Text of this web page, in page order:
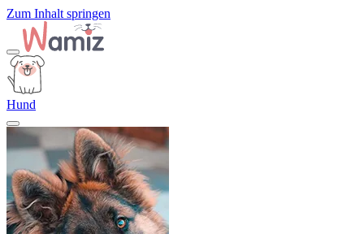
Zum Inhalt springen
Hund